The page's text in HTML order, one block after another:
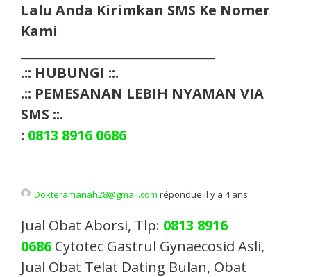
Lalu Anda Kirimkan SMS Ke Nomer
Kami
.:: HUBUNGI ::.
.:: PEMESANAN LEBIH NYAMAN VIA
SMS ::.
: 0813 8916 0686
Dokteramanah28@gmail.com répondue il y a 4 ans
Jual Obat Aborsi, Tlp: 0813 8916
0686 Cytotec Gastrul Gynaecosid Asli,
Jual Obat Telat Dating Bulan, Obat